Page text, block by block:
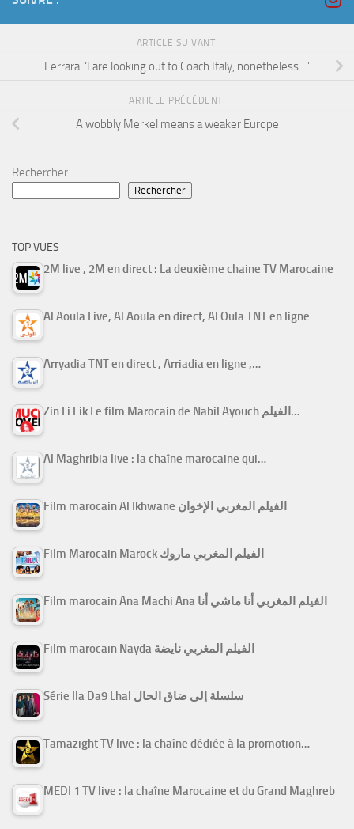
ARTICLE SUIVANT
Ferrara: ‘I are looking out to Coach Italy, nonetheless…’
ARTICLE PRÉCÉDENT
A wobbly Merkel means a weaker Europe
Rechercher
Rechercher
TOP VUES
2M live , 2M en direct : La deuxième chaine TV Marocaine
Al Aoula Live, Al Aoula en direct, Al Oula TNT en ligne
Arryadia TNT en direct , Arriadia en ligne ,…
Zin Li Fik Le film Marocain de Nabil Ayouch الفيلم…
Al Maghribia live : la chaîne marocaine qui…
Film marocain Al Ikhwane الفيلم المغربي الإخوان
Film Marocain Marock الفيلم المغربي ماروك
Film marocain Ana Machi Ana الفيلم المغربي أنا ماشي أنا
Film marocain Nayda الفيلم المغربي نايضة
Série Ila Da9 Lhal سلسلة إلى ضاق الحال
Tamazight TV live : la chaîne dédiée à la promotion…
MEDI 1 TV live : la chaîne Marocaine et du Grand Maghreb